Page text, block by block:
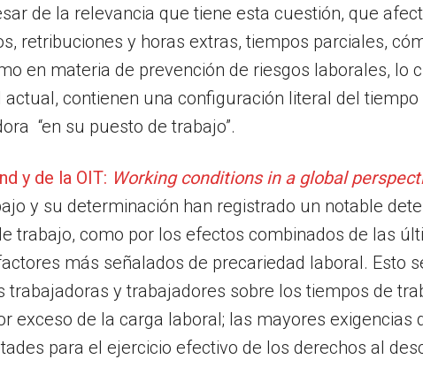
de la relevancia que tiene esta cuestión, que
retribuciones y horas extras, tiempos parciales,
en materia de prevención de riesgos laborales, lo
contienen una configuración literal del
“en su puesto de trabajo”.
y de la OIT: Working conditions in a global
y su determinación han registrado un notable
trabajo, como por los efectos combinados de las
más señalados de precariedad laboral. Esto
trabajadoras y trabajadores sobre los tiempos de
exceso de la carga laboral; las mayores
para el ejercicio efectivo de los derechos al